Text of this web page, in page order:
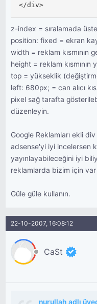
</div>
z-index = sıralamada
position: fixed = ekran
width = reklam kısmının
height = reklam kısmının
top = yükseklik
left: 680px; = can alıcı
pixel sağ tarafta
düzenleyin.
Google Reklamları ekli
adsense'yi iyi incelersen
yayınlayabileceğini iyi
reklamlarda bizim için
Güle güle kullanın.
22-10-2007, 16:08:12
CaSt
nurullah adlı